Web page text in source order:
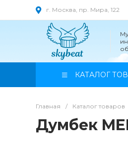
г. Москва, пр. Мира, 122
КАТАЛОГ
Главная / Каталог товаров
Думбек